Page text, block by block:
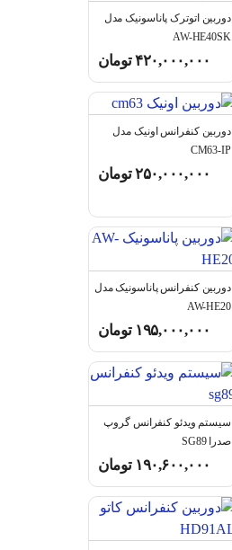
دوربین اتوترک پاناسونیک مدل
AW-HE40SK
۴۲۰,۰۰۰,۰۰۰تومان
دوربین کنفرانس اونیک مدل
CM63-IP
۲۵۰,۰۰۰,۰۰۰تومان
دوربین کنفرانس پاناسونیک مدل
AW-HE20
۱۹۵,۰۰۰,۰۰۰ تومان
سیستم ویدئو کنفرانس گروپ
صدرا SG89
۱۹۰,۶۰۰,۰۰۰ تومان